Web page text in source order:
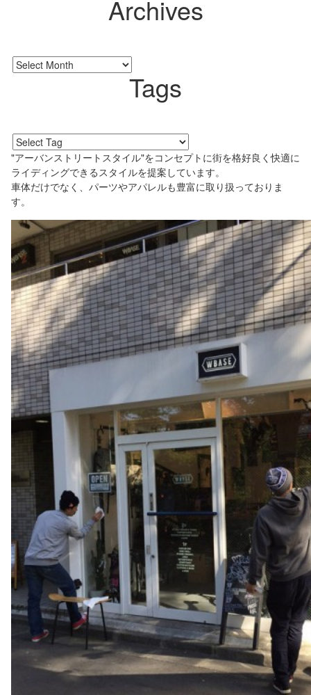
Archives
Tags
"アーバンストリートスタイル"をコンセプトに街を格好良く快適に
ライディングできるスタイルを提案しています。
車体だけでなく、パーツやアパレルも豊富に取り扱っておりま
す。